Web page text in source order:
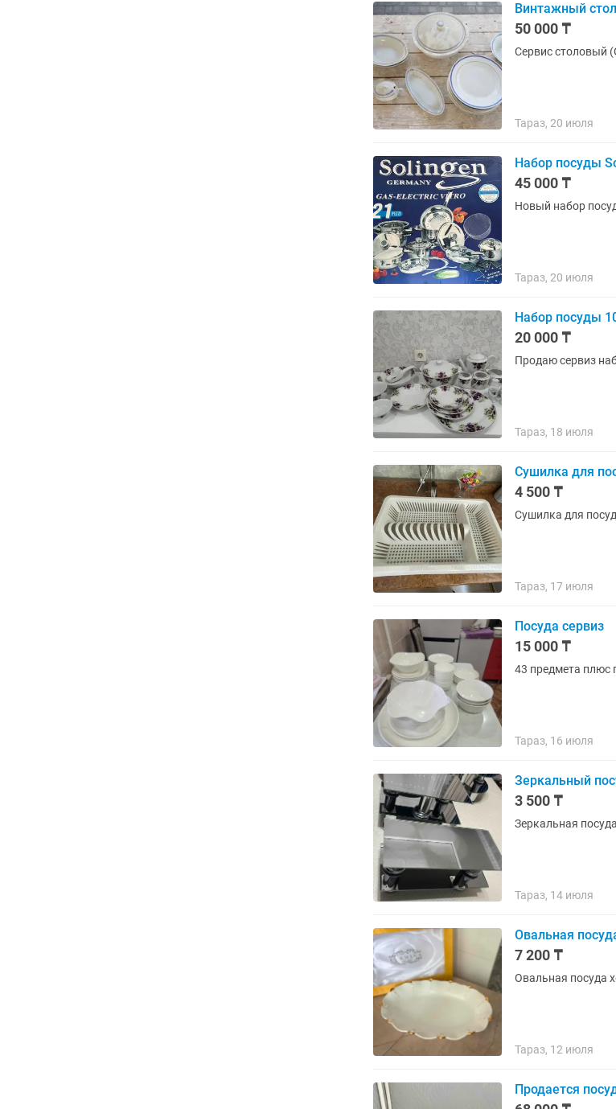
Винтажный
50 000 ₸
Сервис столовый
Тараз, 20 июля
Набор посуды
45 000 ₸
Новый набор
Тараз, 20 июля
Набор посуды
20 000 ₸
Тараз, 18 июля
Сушилка для
4 500 ₸
Тараз, 17 июля
Посуда сервиз
15 000 ₸
43 предмета плюс
Тараз, 16 июля
Зеркальный
3 500 ₸
Зеркальная
Тараз, 14 июля
Овальная
7 200 ₸
Овальная посуда
Тараз, 12 июля
Продается